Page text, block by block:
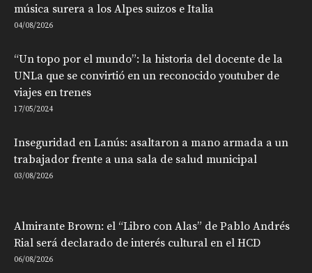
música surera a los Alpes suizos e Italia
04/08/2026
“Un topo por el mundo”: la historia del docente de la
UNLa que se convirtió en un reconocido youtuber de
viajes en trenes
17/05/2024
Inseguridad en Lanús: asaltaron a mano armada a un
trabajador frente a una sala de salud municipal
03/08/2026
Almirante Brown: el “Libro con Alas” de Pablo Andrés
Rial será declarado de interés cultural en el HCD
06/08/2026